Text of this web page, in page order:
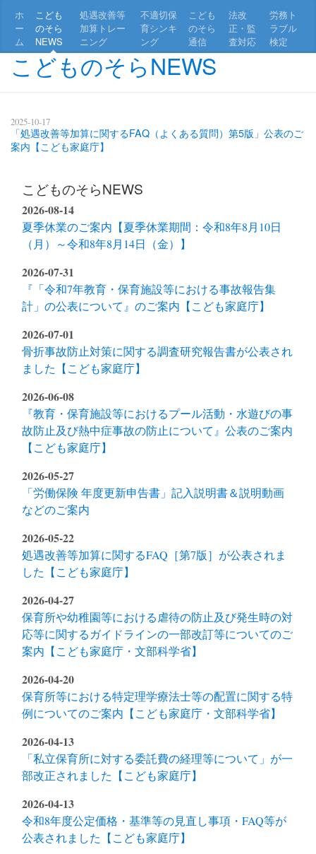
ホ
ー
ム
こども
のそら
NEWS
処遇改善等
加算トレー
ニング
不適切保
育シンキ
ング
こども
のそら
通信
法改
正・監
査対応
労務ト
ラブル
検定
こどものそらNEWS
2025-10-17
「処遇改善等加算に関するFAQ（よくある質問）第5版」公表のご
案内【こども家庭庁】
こどものそらNEWS
2026-08-14
夏季休業のご案内【夏季休業期間：令和8年8月10日
（月）～令和8年8月14日（金）】
2026-07-31
『「令和7年教育・保育施設等における事故報告集
計」の公表について』のご案内【こども家庭庁】
2026-07-01
骨折事故防止対策に関する調査研究報告書が公表され
ました【こども家庭庁】
2026-06-08
『教育・保育施設等におけるプール活動・水遊びの事
故防止及び熱中症事故の防止について』公表のご案内
【こども家庭庁】
2026-05-27
「労働保険 年度更新申告書」記入説明書＆説明動画
などのご案内
2026-05-22
処遇改善等加算に関するFAQ［第7版］が公表されま
した【こども家庭庁】
2026-04-27
保育所や幼稚園等における虐待の防止及び発生時の対
応等に関するガイドラインの一部改訂等についてのご
案内【こども家庭庁・文部科学省】
2026-04-20
保育所等における特定理学療法士等の配置に関する特
例についてのご案内【こども家庭庁・文部科学省】
2026-04-13
「私立保育所に対する委託費の経理等について」が一
部改正されました【こども家庭庁】
2026-04-13
令和8年度公定価格・基準等の見直し事項・FAQ等が
公表されました【こども家庭庁】